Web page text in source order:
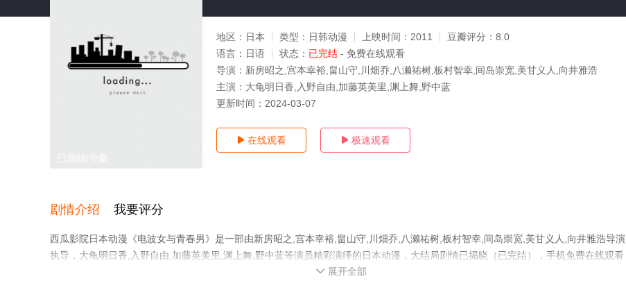
地区： 日本 类型： 日韩动漫 上映时间： 2011 豆瓣评分： 8.0
语言： 日语 状态： 已完结 - 免费在线观看
导演： 新房昭之,宫本幸裕,畠山守,川畑乔,八濑祐树,板村智幸,间岛崇宽,美甘义人,向井雅浩
主演： 大龟明日香,入野自由,加藤英美里,渊上舞,野中蓝
更新时间： 2024-03-07
 在线观看  极速观看
剧情介绍 我要评分
西瓜影院日本动漫《电波女与青春男》是一部由新房昭之,宫本幸裕,畠山守,川畑乔,八濑祐树,板村智幸,间岛崇宽,美甘义人,向井雅浩导演
执导，大龟明日香,入野自由,加藤英美里,渊上舞,野中蓝等演员精彩演绎的日本动漫，大结局剧情已揭晓（已完结），手机免费在线观看
高清无删减完整版动漫全集就上策驰电影网，更多剧情信息可移步至豆瓣动漫、电视猫或剧情网等平台了解。
 展开全部